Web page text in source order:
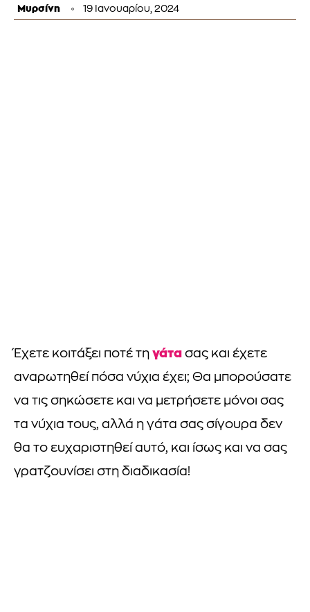
Μυρσίνη 19 Ιανουαρίου, 2024
Έχετε κοιτάξει ποτέ τη γάτα σας και έχετε
αναρωτηθεί πόσα νύχια έχει; Θα μπορούσατε
να τις σηκώσετε και να μετρήσετε μόνοι σας
τα νύχια τους, αλλά η γάτα σας σίγουρα δεν
θα το ευχαριστηθεί αυτό, και ίσως και να σας
γρατζουνίσει στη διαδικασία!